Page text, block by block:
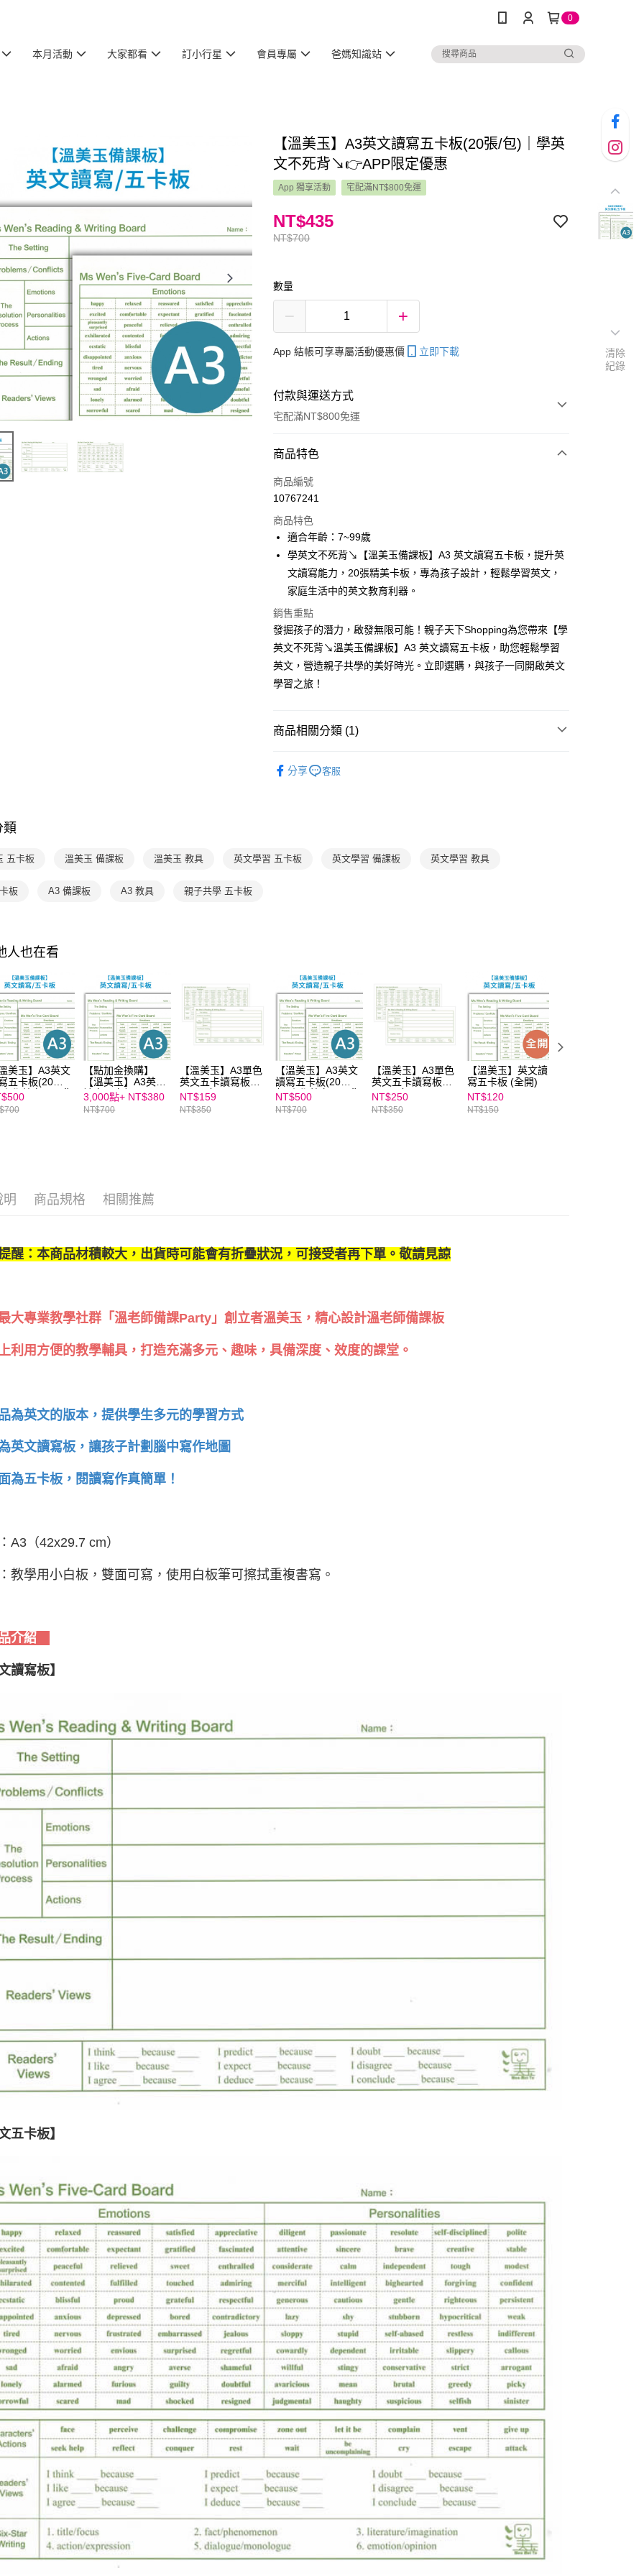
0
本月活動 大家都看 訂小行星 會員專屬 爸媽知識站
【溫美玉】A3英文讀寫五卡板(20張/包)｜學英
文不死背↘👉APP限定優惠
App 獨享活動 宅配滿NT$800免運
NT$700
NT$435
數量
App 結帳可享專屬活動優惠價 立即下載
付款與運送方式
宅配滿NT$800免運
付款方式
信用卡一次付款
Apple Pay
大哥付你分期
相關說明
【大哥付你分期使用說明】
2.付款方式選擇「大哥付你分期」，訂單成立後會自動跳轉到大哥付的交易
流程，驗證手機門號後，選擇欲分期的期數、繳款截止日，確認付款後即
完成交易。
3.實際核准額度、可分期數及費用金額請依後續交易確認頁面所載為準。
4.訂單成立30分鐘內，如未前往確認交易或遇審核未通過，訂單將自動取
消。如遇「轉專審核」未通過狀況，表示未達大哥付你分期系統評分，恕
醒簡訊。
用，由本公司與您本人進行分期帳單所需資料之確認、核對及更正。
相關說明
【關於「AFTEE先享後付」】
AFTEE先享後付是「在收到商品之後才付款」的支付方式。 讓您購物簡單
１．簡單：不需註冊會員、不需綁卡、不需儲值。
２．便利：只要手機號碼，簡訊認證，即可結帳。
【「AFTEE先享後付」結帳流程】
１．於結帳方式選擇「AFTEE先享後付」後，將跳轉至「AFTEE先享後
３．收到繳費通知簡訊後14天內，點擊此簡訊中的連結，可透過四大超商
是否繳費成功／繳費後需取消欲退款等相關疑問，請聯繫「AFTEE先享後
付客戶支援中心」https://netprotections.freshdesk.com/support/home
「AFTEE先享後付」，若未經同意申辦者引起之損失，本公司不負相關責
任。
４．使用「AFTEE先享後付」時，將依據個別帳號之用戶狀況，依本公司
即時審查核予不同之上限額度；若仍有額度不足之情形，本公司將視審查
結果請求用戶進行身份認證。
５．嚴禁一人註冊多個帳號或使用他人資訊註冊。若發現惡意使用之情
形，恩沛科技股份有限公司將有權停止該用戶之使用額度並採取法律行
動。
ATM付款
運送方式
每筆NT$70，滿NT$800(含以上)免運費
商品特色
商品編號
10767241
商品特色
適合年齡：7~99歲
學英文不死背↘【溫美玉備課板】A3 英文讀寫五卡板，提升英
文讀寫能力，20張精美卡板，專為孩子設計，輕鬆學習英文，
家庭生活中的英文教育利器。
銷售重點
發掘孩子的潛力，啟發無限可能！親子天下Shopping為您帶來【學
英文不死背↘溫美玉備課板】A3 英文讀寫五卡板，助您輕鬆學習
英文，營造親子共學的美好時光。立即選購，與孩子一同開啟英文
學習之旅！
商品相關分類 (1)
分享
客服
類
五卡板 溫美玉 備課板 溫美玉 教具 英文學習 五卡板 英文學習 備課板 英文學習 教具
板 A3 備課板 A3 教具 親子共學 五卡板
人也在看
美玉】A3英文
五卡板(20張/
學英文不死背
【點加金換購】
【溫美玉】A3英文
讀寫五卡板(20張/
包)｜學英文不死背
↘
3,000點+ NT$380
NT$700
【溫美玉】A3單色
英文五卡讀寫板
(10張/包)👉APP限
定優惠
NT$159
NT$350
【溫美玉】A3英文
讀寫五卡板(20張/
包)｜學英文不死背
★SEL情緒教育推
薦
NT$500
NT$700
【溫美玉】A3單色
英文五卡讀寫板
(10張/包)
NT$250
NT$350
【溫美玉】英文讀
寫五卡板 (全開)
NT$120
NT$150
明 商品規格 相關推薦
醒：本商品材積較大，出貨時可能會有折疊狀況，可接受者再下單。敬請見諒
大專業教學社群「溫老師備課Party」創立者溫美玉，精心設計溫老師備課板
利用方便的教學輔具，打造充滿多元、趣味，具備深度、效度的課堂。
為英文的版本，提供學生多元的學習方式
英文讀寫板，讓孩子計劃腦中寫作地圖
為五卡板，閱讀寫作真簡單！
A3（42x29.7 cm）
教學用小白板，雙面可寫，使用白板筆可擦拭重複書寫。
介紹
讀寫板】
五卡板】
清除
紀錄